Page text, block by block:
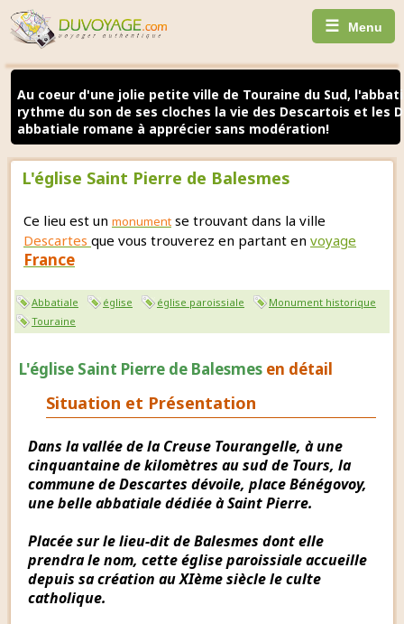
☰ Menu
Au coeur d'une jolie petite ville de Touraine du Sud,
rythme du son de ses cloches la vie des Descartois et les
abbatiale romane à apprécier sans modération!
L'église Saint Pierre de Balesmes
Ce lieu est un monument se trouvant dans la ville
Descartes que vous trouverez en partant en voyage
France
Abbatiale église église paroissiale
Monument historique
Touraine
L'église Saint Pierre de Balesmes en détail
Situation et Présentation
Dans la vallée de la Creuse Tourangelle, à une
cinquantaine de kilomètres au sud de Tours, la
commune de Descartes dévoile, place Bénégovoy,
une belle abbatiale dédiée à Saint Pierre.
Placée sur le lieu-dit de Balesmes dont elle
prendra le nom, cette église paroissiale accueille
depuis sa création au XIème siècle le culte
catholique.